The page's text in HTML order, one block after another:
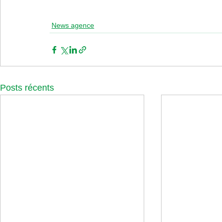
News agence
Posts récents